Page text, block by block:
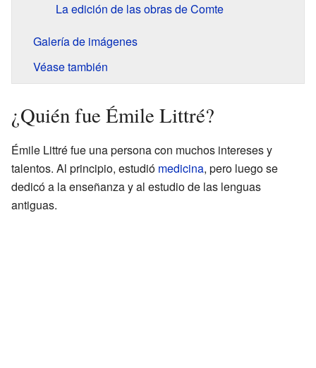
La edición de las obras de Comte
Galería de imágenes
Véase también
¿Quién fue Émile Littré?
Émile Littré fue una persona con muchos intereses y
talentos. Al principio, estudió medicina, pero luego se
dedicó a la enseñanza y al estudio de las lenguas
antiguas.